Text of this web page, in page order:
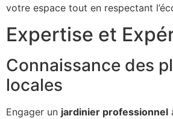
votre espace tout en respectant
Expertise et
Connaissance des
locales
Engager un jardinier professionnel